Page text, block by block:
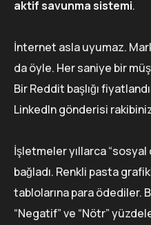
aktif savunma sistemi.
İnternet asla uyumaz.
da öyle. Her saniye bir
Bir Reddit başlığı
LinkedIn gönderisi
İşletmeler yıllarca “sosyal
bağladı. Renkli pasta
tablolarına para ödediler.
“Negatif” ve “Nötr”